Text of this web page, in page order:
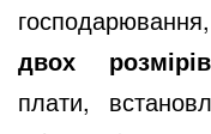
двох
плати,